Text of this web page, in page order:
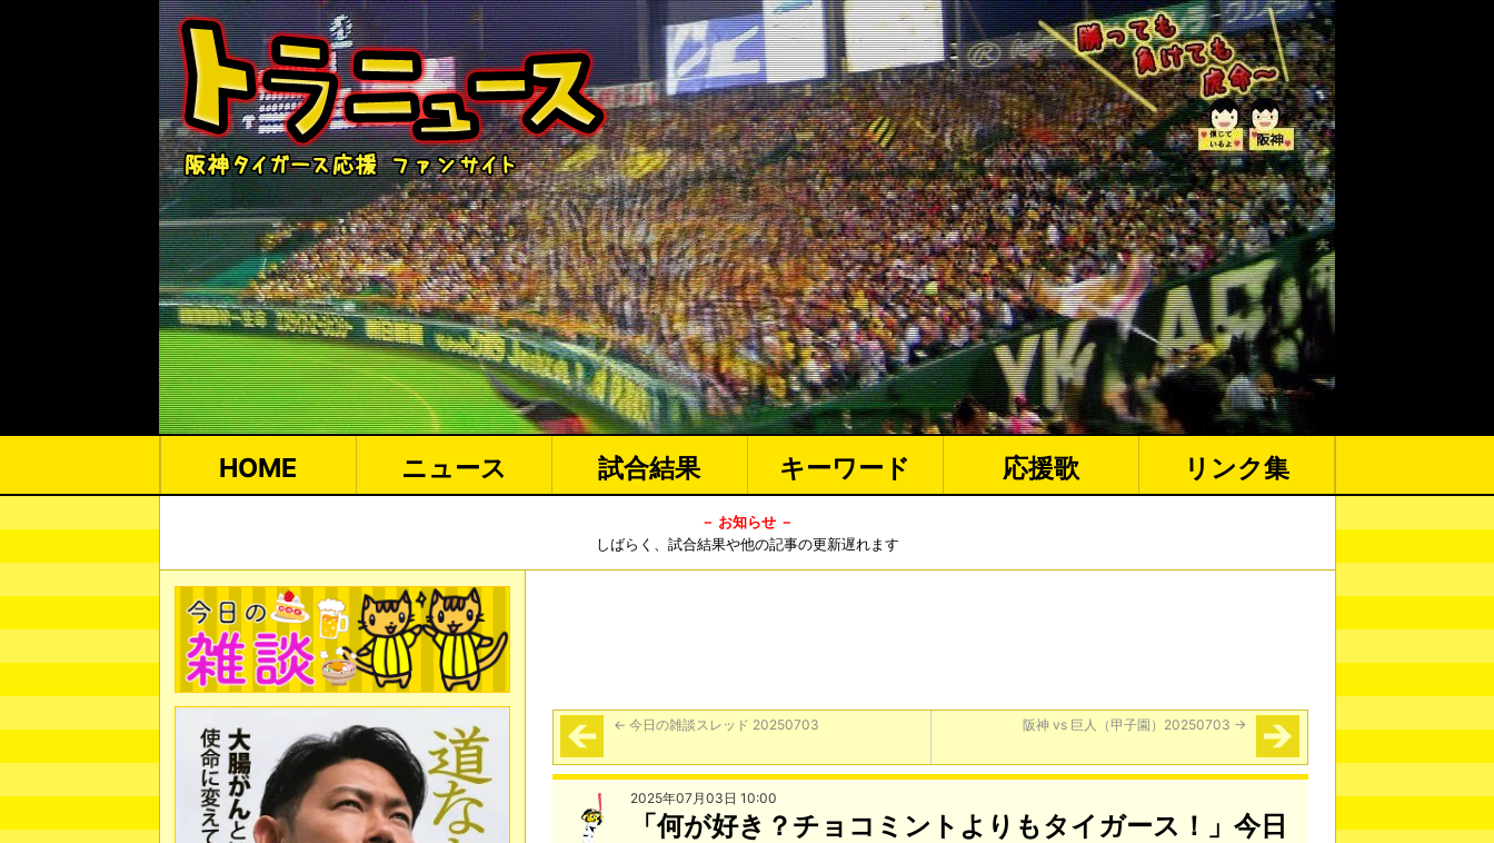
HOME ニュース 試合結果 キーワード 応援歌 リンク集
－ お知らせ －
しばらく、試合結果や他の記事の更新遅れます
← 今日の雑談スレッド 20250703 阪神 vs 巨人（甲子園）20250703 →
2025年07月03日 10:00
「何が好き？チョコミントよりもタイガース！」今日